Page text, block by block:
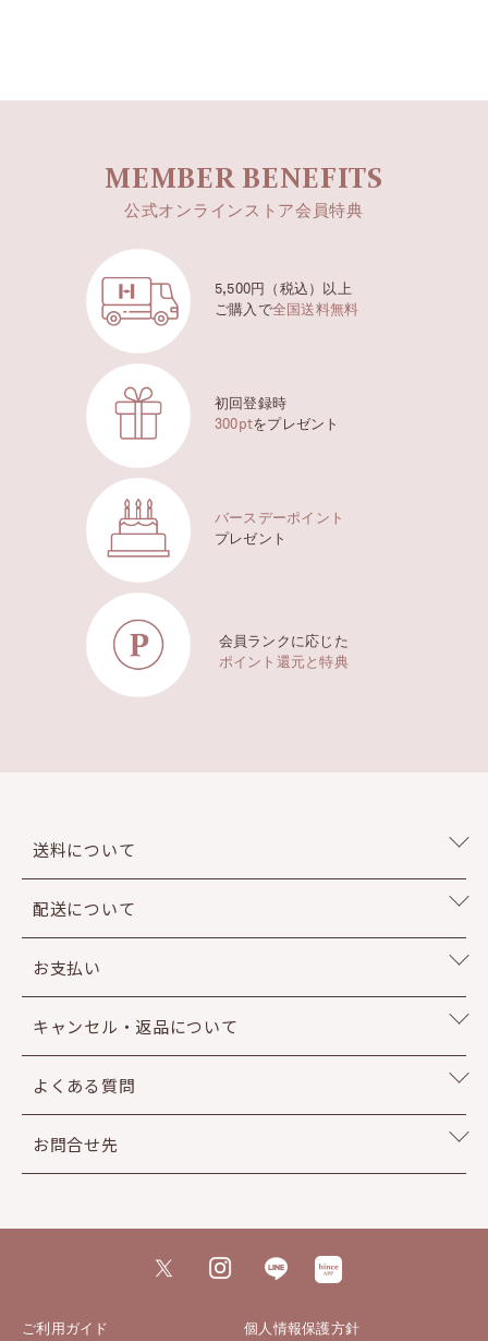
MEMBER BENEFITS
公式オンラインストア会員特典
5,500円（税込）以上
ご購入で全国送料無料
初回登録時
300ptをプレゼント
バースデーポイント
プレゼント
会員ランクに応じた
ポイント還元と特典
送料について
配送について
お支払い
キャンセル・返品について
よくある質問
お問合せ先
ご利用ガイド 個人情報保護方針